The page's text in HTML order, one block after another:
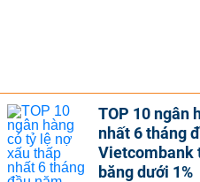
TOP 10 ngân
nhất 6 tháng
Vietcombank
băng dưới 1%